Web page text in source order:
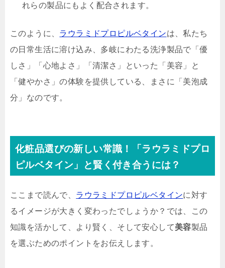
れらの製品にもよく配合されます。
このように、 ラウラミドプロピルベタインは、私たち
の日常生活に溶け込み、多岐にわたる洗浄製品で「優
しさ」「心地よさ」「清潔さ」といった「美容」と
「健やかさ」の体験を提供している、まさに「美泡成
分」なのです。
化粧品選びの新しい常識！「ラウラミドプロ
ピルベタイン」と賢く付き合うには？
ここまで読んで、 ラウラミドプロピルベタインに対す
るイメージが大きく変わったでしょうか？では、この
知識を活かして、より賢く、そして安心して美容製品
を選ぶためのポイントをお伝えします。